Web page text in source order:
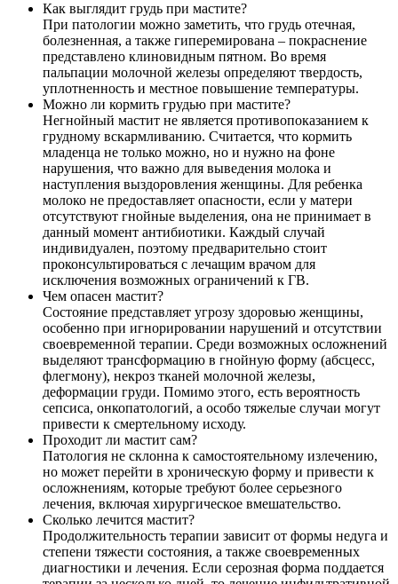
Как выглядит грудь при мастите?
При патологии можно заметить, что грудь отечная,
болезненная, а также гиперемирована – покраснение
представлено клиновидным пятном. Во время
пальпации молочной железы определяют твердость,
уплотненность и местное повышение температуры.
Можно ли кормить грудью при мастите?
Негнойный мастит не является противопоказанием к
грудному вскармливанию. Считается, что кормить
младенца не только можно, но и нужно на фоне
нарушения, что важно для выведения молока и
наступления выздоровления женщины. Для ребенка
молоко не предоставляет опасности, если у матери
отсутствуют гнойные выделения, она не принимает в
данный момент антибиотики. Каждый случай
индивидуален, поэтому предварительно стоит
проконсультироваться с лечащим врачом для
исключения возможных ограничений к ГВ.
Чем опасен мастит?
Состояние представляет угрозу здоровью женщины,
особенно при игнорировании нарушений и отсутствии
своевременной терапии. Среди возможных осложнений
выделяют трансформацию в гнойную форму (абсцесс,
флегмону), некроз тканей молочной железы,
деформации груди. Помимо этого, есть вероятность
сепсиса, онкопатологий, а особо тяжелые случаи могут
привести к смертельному исходу.
Проходит ли мастит сам?
Патология не склонна к самостоятельному излечению,
но может перейти в хроническую форму и привести к
осложнениям, которые требуют более серьезного
лечения, включая хирургическое вмешательство.
Сколько лечится мастит?
Продолжительность терапии зависит от формы недуга и
степени тяжести состояния, а также своевременных
диагностики и лечения. Если серозная форма поддается